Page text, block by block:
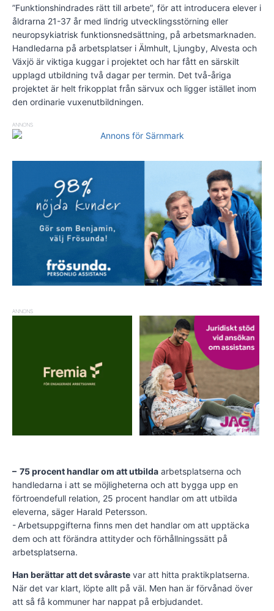
”Funktionshindrades rätt till arbete”, för att introducera elever i
åldrarna 21-37 år med lindrig utvecklingsstörning eller
neuropsykiatrisk funktionsnedsättning, på arbetsmarknaden.
Handledarna på arbetsplatser i Älmhult, Ljungby, Alvesta och
Växjö är viktiga kuggar i projektet och har fått en särskilt
upplagd utbildning två dagar per termin. Det två-åriga
projektet är helt frikopplat från särvux och ligger istället inom
den ordinarie vuxenutbildningen.
ANNONS
ANNONS
– 75 procent handlar om att utbilda arbetsplatserna och
handledarna i att se möjligheterna och att bygga upp en
förtroendefull relation, 25 procent handlar om att utbilda
eleverna, säger Harald Petersson.
- Arbetsuppgifterna finns men det handlar om att upptäcka
dem och att förändra attityder och förhållningssätt på
arbetsplatserna.
Han berättar att det svåraste var att hitta praktikplatserna.
När det var klart, löpte allt på väl. Men han är förvånad över
att så få kommuner har nappat på erbjudandet.